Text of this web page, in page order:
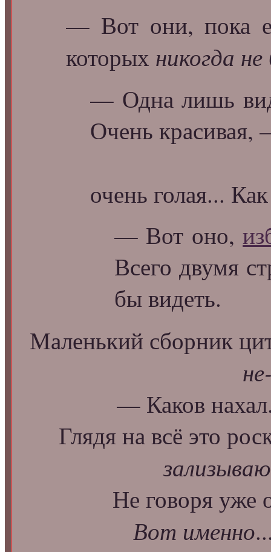
— Вот они, пока
которых никогда
— Одна лишь
Очень
очень голая...
— Вот оно,
Всего двумя
бы видеть.
Маленький сборник
— Каков
Глядя на всё это
Не говоря уже
Вот именно